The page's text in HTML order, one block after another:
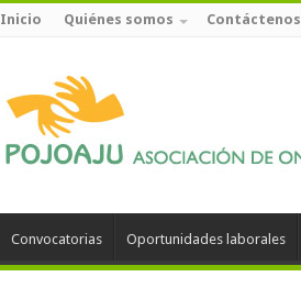
Inicio Quiénes somos Contáctenos
Convocatorias Oportunidades laborales